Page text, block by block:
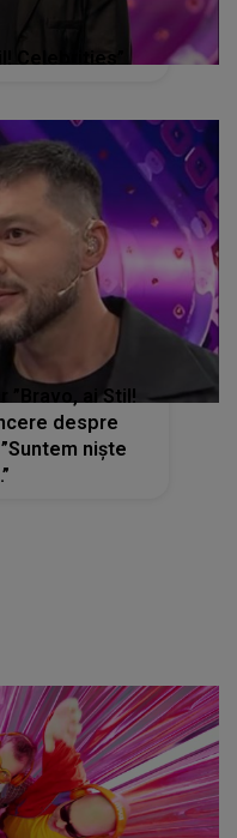
Celebrities”
”Bravo, ai Stil!
despre
niște